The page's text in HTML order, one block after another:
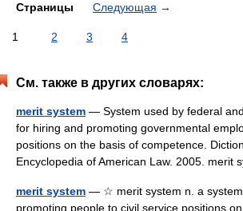
Страницы Следующая →
1 2 3 4
См. также в других словарях:
merit system — System used by federal
for hiring and promoting governmental
positions on the basis of competence.
Encyclopedia of American Law. 2005.
merit system — ☆ merit system n. a
promoting people to civil service positions